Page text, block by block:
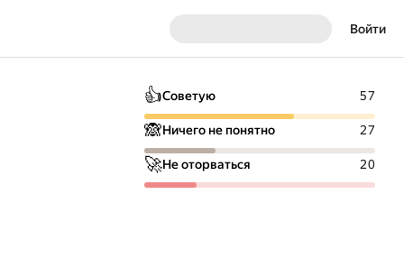
Войти
👍Советую 57
🙈Ничего не понятно 27
🚀Не оторваться 20